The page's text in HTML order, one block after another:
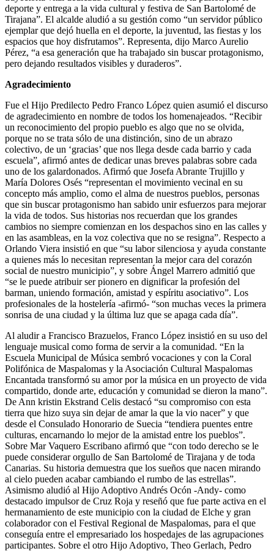
deporte y entrega a la vida cultural y festiva de San Bartolomé de
Tirajana”. El alcalde aludió a su gestión como “un servidor público
ejemplar que dejó huella en el deporte, la juventud, las fiestas y los
espacios que hoy disfrutamos”. Representa, dijo Marco Aurelio
Pérez, “a esa generación que ha trabajado sin buscar protagonismo,
pero dejando resultados visibles y duraderos”.
Agradecimiento
Fue el Hijo Predilecto Pedro Franco López quien asumió el discurso
de agradecimiento en nombre de todos los homenajeados. “Recibir
un reconocimiento del propio pueblo es algo que no se olvida,
porque no se trata sólo de una distinción, sino de un abrazo
colectivo, de un ‘gracias’ que nos llega desde cada barrio y cada
escuela”, afirmó antes de dedicar unas breves palabras sobre cada
uno de los galardonados. Afirmó que Josefa Abrante Trujillo y
María Dolores Osés “representan el movimiento vecinal en su
concepto más amplio, como el alma de nuestros pueblos, personas
que sin buscar protagonismo han sabido unir esfuerzos para mejorar
la vida de todos. Sus historias nos recuerdan que los grandes
cambios no siempre comienzan en los despachos sino en las calles y
en las asambleas, en la voz colectiva que no se resigna”. Respecto a
Orlando Viera insistió en que “su labor silenciosa y ayuda constante
a quienes más lo necesitan representan la mejor cara del corazón
social de nuestro municipio”, y sobre Ángel Marrero admitió que
“se le puede atribuir ser pionero en dignificar la profesión del
barman, uniendo formación, amistad y espíritu asociativo”. Los
profesionales de la hostelería -afirmó- “son muchas veces la primera
sonrisa de una ciudad y la última luz que se apaga cada día”.
Al aludir a Francisco Brazuelos, Franco López insistió en su uso del
lenguaje musical como forma de servir a la comunidad. “En la
Escuela Municipal de Música sembró vocaciones y con la Coral
Polifónica de Maspalomas y la Asociación Cultural Maspalomas
Encantada transformó su amor por la música en un proyecto de vida
compartido, donde arte, educación y comunidad se dieron la mano”.
De Ann kristin Ekstrand Celis destacó “su compromiso con esta
tierra que hizo suya sin dejar de amar la que la vio nacer” y que
desde el Consulado Honorario de Suecia “tendiera puentes entre
culturas, encarnando lo mejor de la amistad entre los pueblos”.
Sobre Mar Vaquero Escribano afirmó que “con todo derecho se le
puede considerar orgullo de San Bartolomé de Tirajana y de toda
Canarias. Su historia demuestra que los sueños que nacen mirando
al cielo pueden acabar cambiando el rumbo de las estrellas”.
Asimismo aludió al Hijo Adoptivo Andrés Ocón -Andy- como
destacado impulsor de Cruz Roja y reseñó que fue parte activa en el
hermanamiento de este municipio con la ciudad de Elche y gran
colaborador con el Festival Regional de Maspalomas, para el que
conseguía entre el empresariado los hospedajes de las agrupaciones
participantes. Sobre el otro Hijo Adoptivo, Theo Gerlach, Pedro